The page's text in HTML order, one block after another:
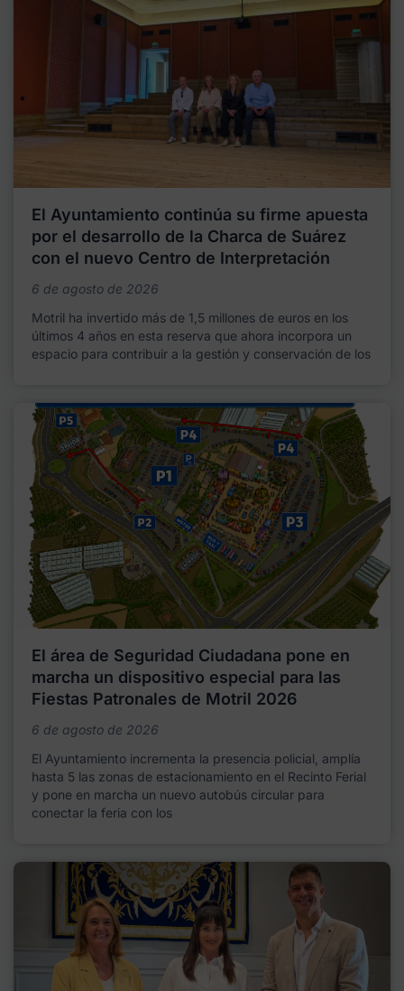
El Ayuntamiento continúa su firme apuesta
por el desarrollo de la Charca de Suárez
con el nuevo Centro de Interpretación
6 de agosto de 2026
Motril ha invertido más de 1,5 millones de euros en los
últimos 4 años en esta reserva que ahora incorpora un
espacio para contribuir a la gestión y conservación de los
El área de Seguridad Ciudadana pone en
marcha un dispositivo especial para las
Fiestas Patronales de Motril 2026
6 de agosto de 2026
El Ayuntamiento incrementa la presencia policial, amplía
hasta 5 las zonas de estacionamiento en el Recinto Ferial
y pone en marcha un nuevo autobús circular para
conectar la feria con los